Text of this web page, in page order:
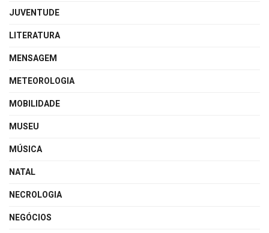
JUVENTUDE
LITERATURA
MENSAGEM
METEOROLOGIA
MOBILIDADE
MUSEU
MÚSICA
NATAL
NECROLOGIA
NEGÓCIOS